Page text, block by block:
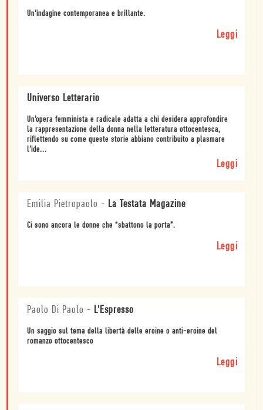
Un'indagine contemporanea e brillante.
Leggi
Universo Letterario
Un’opera femminista e radicale adatta a chi desidera approfondire
la rappresentazione della donna nella letteratura ottocentesca,
riflettendo su come queste storie abbiano contribuito a plasmare
l’ide...
Leggi
Emilia Pietropaolo - La Testata Magazine
Ci sono ancora le donne che “sbattono la porta”.
Leggi
Paolo Di Paolo - L'Espresso
Un saggio sul tema della libertà delle eroine o anti-eroine del
romanzo ottocentesco
Leggi